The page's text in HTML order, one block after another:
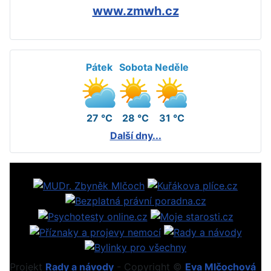
www.zmwh.cz
Pátek
27 °C
Sobota
28 °C
Neděle
31 °C
Další dny...
Projekt Rady a návody - Copyright © Eva Mlčochová